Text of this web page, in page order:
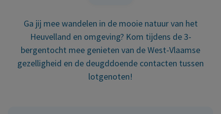
Ga jij mee wandelen in de mooie natuur van het
Heuvelland en omgeving? Kom tijdens de 3-
bergentocht mee genieten van de West-Vlaamse
gezelligheid en de deugddoende contacten tussen
lotgenoten!